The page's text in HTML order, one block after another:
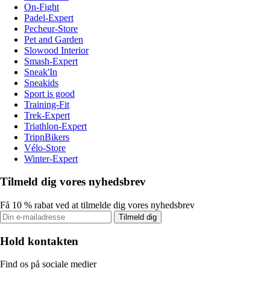
On-Fight
Padel-Expert
Pecheur-Store
Pet and Garden
Slowood Interior
Smash-Expert
Sneak'In
Sneakids
Sport is good
Training-Fit
Trek-Expert
Triathlon-Expert
TripnBikers
Vélo-Store
Winter-Expert
Tilmeld dig vores nyhedsbrev
Få 10 % rabat ved at tilmelde dig vores nyhedsbrev
Tilmeld dig
Hold kontakten
Find os på sociale medier